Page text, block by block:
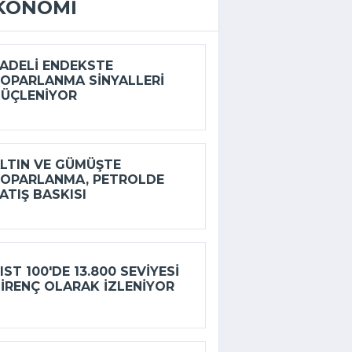
ENDEKSTE
SINYALLERI
VE GÜMÜŞTE
PETROLDE
BASKISI
100'DE 13.800 SEVIYESI
OLARAK IZLENIYOR